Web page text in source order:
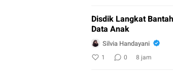
Disdik Langkat
Data Anak
Silvia Handayani
1 0 8 jam